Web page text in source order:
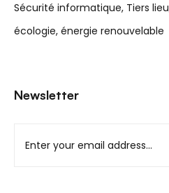
Sécurité informatique Tiers lieu
écologie énergie renouvelable
Newsletter